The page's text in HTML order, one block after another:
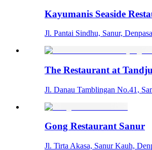
Kayumanis Seaside
Jl. Pantai Sindhu, Sanur,
The Restaurant at
Jl. Danau Tamblingan No.41,
Gong Restaurant Sanur
Jl. Tirta Akasa, Sanur Kauh,